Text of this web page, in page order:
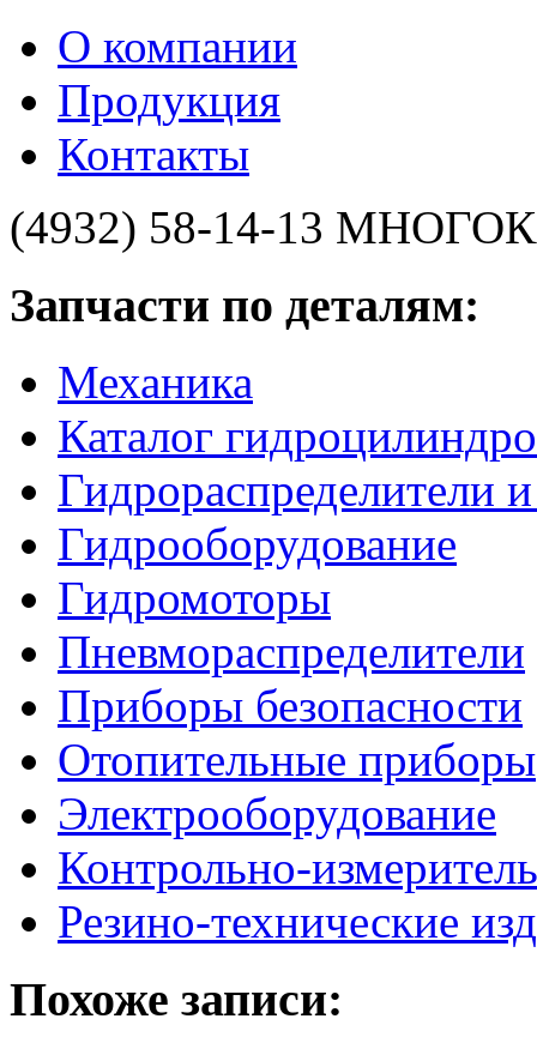
О компании
Продукция
Контакты
(4932) 58-14-13
Запчасти по деталям:
Механика
Каталог
Гидрораспределители
Гидрооборудование
Гидромоторы
Пневмораспределители
Приборы безопасности
Отопительные приборы
Электрооборудование
Контрольно-
Резино-технические
Похоже записи: